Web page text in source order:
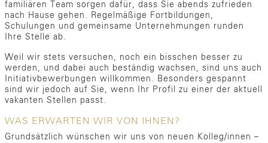
familiären Team sorgen dafür, dass Sie abends zufrieden
nach Hause gehen. Regelmäßige Fortbildungen,
Schulungen und gemeinsame Unternehmungen runden
Ihre Stelle ab.
Weil wir stets versuchen, noch ein bisschen besser zu
werden, und dabei auch beständig wachsen, sind uns auch
Initiativbewerbungen willkommen. Besonders gespannt
sind wir jedoch auf Sie, wenn Ihr Profil zu einer der aktuell
vakanten Stellen passt.
WAS ERWARTEN WIR VON IHNEN?
Grundsätzlich wünschen wir uns von neuen Kolleg/innen –